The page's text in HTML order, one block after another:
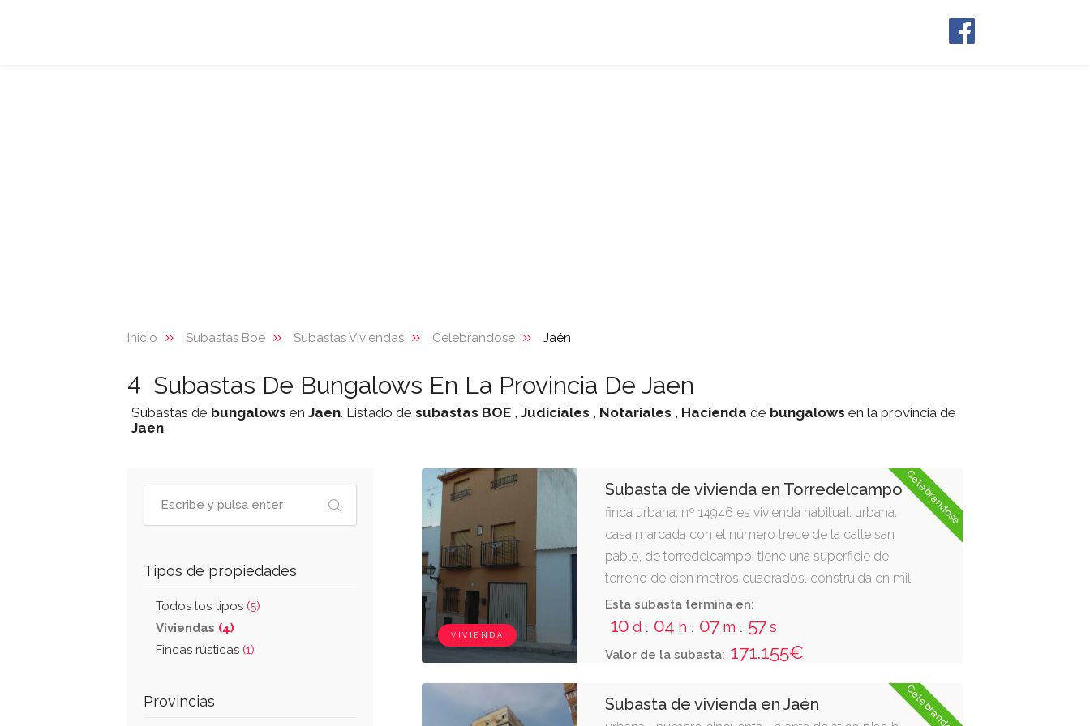
Inicio Subastas Boe Subastas Viviendas Celebrandose Jaén
4 Subastas De Bungalows En La Provincia De Jaen
Subastas de bungalows en Jaen. Listado de subastas BOE , Judiciales , Notariales , Hacienda de bungalows en la provincia de
Jaen
Tipos de propiedades
Todos los tipos (5)
Viviendas (4)
Fincas rústicas (1)
Provincias
VIVIENDA
Celebrandose
Subasta de vivienda en Torredelcampo
finca urbana: nº 14946 es vivienda habitual. urbana.
casa marcada con el número trece de la calle san
pablo, de torredelcampo. tiene una superficie de
terreno de cien metros cuadrados. construida en mil
novecientos setenta y tres, en muy mal estado de
conservación, de yeso y cal. consta deplanta baja con
setenta metros cuadrados construidos, y un patio al
fondo. tiene seis metros de fachada por dieciocho de
fondo. linda: frente, calle de situación; derecha, casa
número quince de la misma calle de francisco blanca
Esta subasta termina en:
10 d : 04 h : 07 m : 56s
Valor de la subasta: 171.155€
Celebrandose
Subasta de vivienda en Jaén